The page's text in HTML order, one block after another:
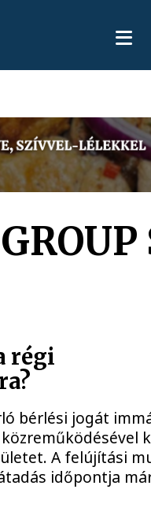
régi
bérlési jogát
közreműködésével
A felújítási
időpontja